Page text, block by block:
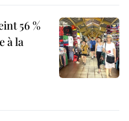
56 %
à la